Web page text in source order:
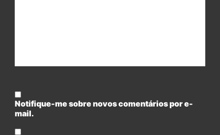
Notifique-me sobre novos comentários por e-
mail.